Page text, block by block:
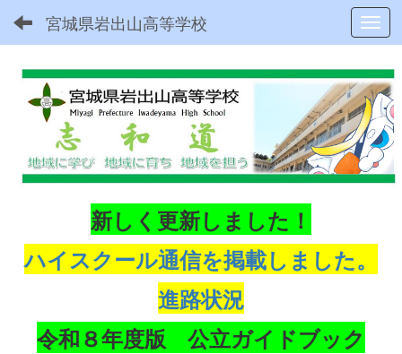
宮城県岩出山高等学校
新しく更新しました！
ハイスクール通信を掲載しました。
進路状況
令和８年度版 公立ガイドブック